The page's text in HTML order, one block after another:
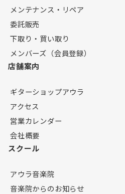
メンテナンス・リペア
委託販売
下取り・買い取り
メンバーズ（会員登録）
店舗案内
ギターショップアウラ
アクセス
営業カレンダー
会社概要
スクール
アウラ音楽院
音楽院からのお知らせ